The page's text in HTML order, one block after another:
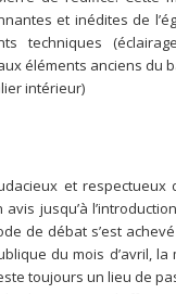
et inédites de
techniques
éléments anciens du
intérieur)
et respectueux
jusqu’à
de débat s’est
du mois d’avril,
toujours un lieu de